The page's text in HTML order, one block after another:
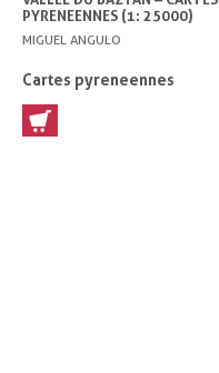
PYRENEENNES (1: 25000)
MIGUEL ANGULO
Cartes pyreneennes